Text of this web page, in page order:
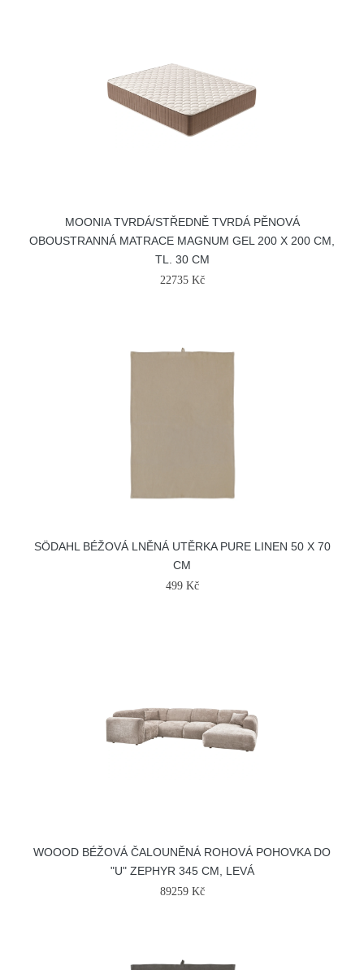
MOONIA TVRDÁ/STŘEDNĚ TVRDÁ PĚNOVÁ
OBOUSTRANNÁ MATRACE MAGNUM GEL 200 X 200 CM,
TL. 30 CM
22735 Kč
SÖDAHL BÉŽOVÁ LNĚNÁ UTĚRKA PURE LINEN 50 X 70
CM
499 Kč
WOOOD BÉŽOVÁ ČALOUNĚNÁ ROHOVÁ POHOVKA DO
"U" ZEPHYR 345 CM, LEVÁ
89259 Kč